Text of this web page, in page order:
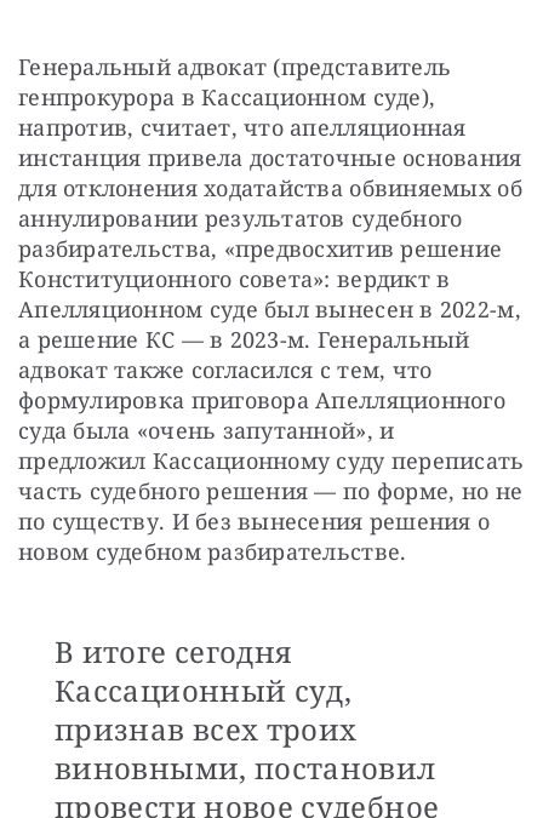
Генеральный адвокат (представитель
генпрокурора в Кассационном суде),
напротив, считает, что апелляционная
инстанция привела достаточные основания
для отклонения ходатайства обвиняемых об
аннулировании результатов судебного
разбирательства, «предвосхитив решение
Конституционного совета»: вердикт в
Апелляционном суде был вынесен в 2022-м,
а решение КС — в 2023-м. Генеральный
адвокат также согласился с тем, что
формулировка приговора Апелляционного
суда была «очень запутанной», и
предложил Кассационному суду переписать
часть судебного решения — по форме, но не
по существу. И без вынесения решения о
новом судебном разбирательстве.
В итоге сегодня
Кассационный суд,
признав всех троих
виновными, постановил
провести новое судебное